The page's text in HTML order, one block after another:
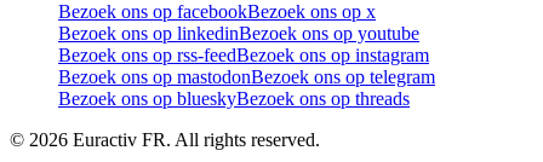
Bezoek ons op facebookBezoek ons op x
Bezoek ons op linkedinBezoek ons op youtube
Bezoek ons op rss-feedBezoek ons op instagram
Bezoek ons op mastodonBezoek ons op telegram
Bezoek ons op blueskyBezoek ons op threads
© 2026 Euractiv FR. All rights reserved.